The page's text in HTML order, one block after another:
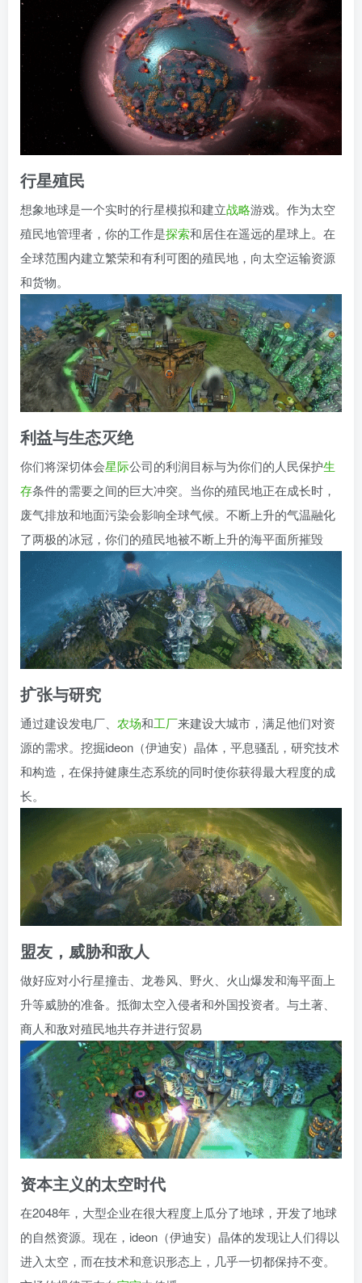
行星殖民
想象地球是一个实时的行星模拟和建立战略游戏。作为太空
殖民地管理者，你的工作是探索和居住在遥远的星球上。在
全球范围内建立繁荣和有利可图的殖民地，向太空运输资源
和货物。
利益与生态灭绝
你们将深切体会星际公司的利润目标与为你们的人民保护生
存条件的需要之间的巨大冲突。当你的殖民地正在成长时，
废气排放和地面污染会影响全球气候。不断上升的气温融化
了两极的冰冠，你们的殖民地被不断上升的海平面所摧毁
扩张与研究
通过建设发电厂、 农场和工厂来建设大城市，满足他们对资
源的需求。挖掘ideon（伊迪安）晶体，平息骚乱，研究技术
和构造，在保持健康生态系统的同时使你获得最大程度的成
长。
盟友，威胁和敌人
做好应对小行星撞击、龙卷风、野火、火山爆发和海平面上
升等威胁的准备。抵御太空入侵者和外国投资者。与土著、
商人和敌对殖民地共存并进行贸易
资本主义的太空时代
在2048年，大型企业在很大程度上瓜分了地球，开发了地球
的自然资源。现在，ideon（伊迪安）晶体的发现让人们得以
进入太空，而在技术和意识形态上，几乎一切都保持不变。